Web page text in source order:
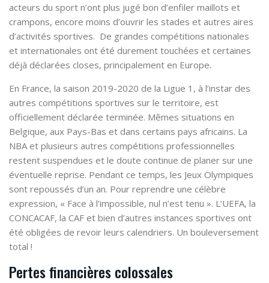
acteurs du sport n’ont plus jugé bon d’enfiler maillots et
crampons, encore moins d’ouvrir les stades et autres aires
d’activités sportives. De grandes compétitions nationales
et internationales ont été durement touchées et certaines
déjà déclarées closes, principalement en Europe.
En France, la saison 2019-2020 de la Ligue 1, à l’instar des
autres compétitions sportives sur le territoire, est
officiellement déclarée terminée. Mêmes situations en
Belgique, aux Pays-Bas et dans certains pays africains. La
NBA et plusieurs autres compétitions professionnelles
restent suspendues et le doute continue de planer sur une
éventuelle reprise. Pendant ce temps, les Jeux Olympiques
sont repoussés d’un an. Pour reprendre une célèbre
expression, « Face à l’impossible, nul n’est tenu ». L’UEFA, la
CONCACAF, la CAF et bien d’autres instances sportives ont
été obligées de revoir leurs calendriers. Un bouleversement
total !
Pertes financières colossales